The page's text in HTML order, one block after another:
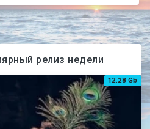
релиз недели
12.28 Gb